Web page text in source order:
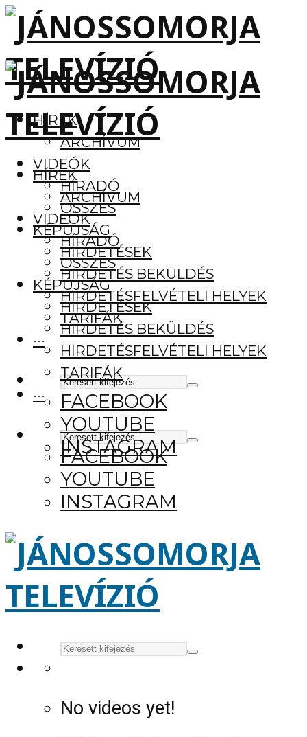
HÍREK
ARCHÍVUM
VIDEÓK
HÍRADÓ
ÖSSZES
KÉPÚJSÁG
HIRDETÉSEK
HIRDETÉS BEKÜLDÉS
HIRDETÉSFELVÉTELI HELYEK
TARIFÁK
···
FACEBOOK
YOUTUBE
INSTAGRAM
HÍREK
ARCHÍVUM
VIDEÓK
HÍRADÓ
ÖSSZES
KÉPÚJSÁG
HIRDETÉSEK
HIRDETÉS BEKÜLDÉS
HIRDETÉSFELVÉTELI HELYEK
TARIFÁK
···
FACEBOOK
YOUTUBE
INSTAGRAM
No videos yet!